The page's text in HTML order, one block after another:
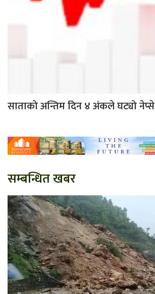
साताको अन्तिम दिन ४ अंकले घट्यो नेप्से
सम्बन्धित खबर